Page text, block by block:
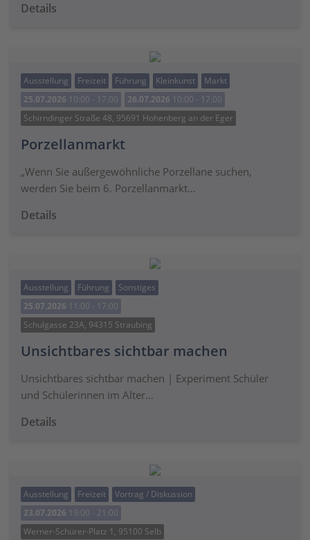
Details
Ausstellung Freizeit Führung Kleinkunst
Markt
25.07.2026 10:00 - 17:00 26.07.2026 10:00 - 17:00
Schirndinger Straße 48, 95691 Hohenberg an der Eger
Porzellanmarkt
„Wenn Sie außergewöhnliche Porzellane suchen,
werden Sie beim 6. Porzellanmarkt…
Details
Ausstellung Führung
Sonstiges
25.07.2026 11:00 - 17:00
Schulgasse 23A, 94315 Straubing
Unsichtbares sichtbar machen
Unsichtbares sichtbar machen | Experiment Schüler
und Schülerinnen im Alter…
Details
Ausstellung Freizeit
Vortrag / Diskussion
23.07.2026 19:00 - 21:00
Werner-Schürer-Platz 1, 95100 Selb